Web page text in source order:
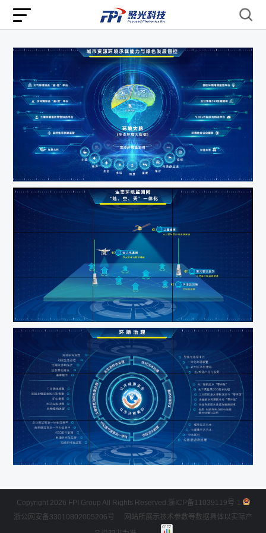
Copyright 2026 FPI Group All Rights Reserved.浙ICP备11039119号-1
浙公网安备33010802005206号
网站所展示技术参数等数据具体以实际产